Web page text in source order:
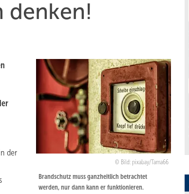
denken!
Bild: pixabay/Tama66
Brandschutz muss ganzheitlich betrachtet
werden, nur dann kann er funktionieren.
der